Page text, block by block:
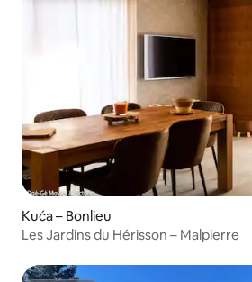
Kuća – Bonlieu
Les Jardins du Hérisson – Malpierre